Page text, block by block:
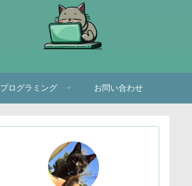
プログラミング お問い合わせ